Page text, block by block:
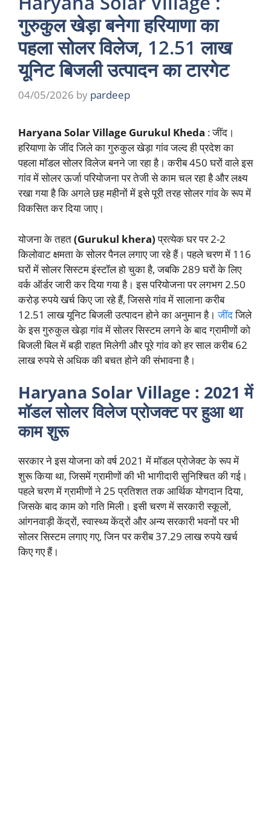
गुरुकुल खेड़ा बनेगा हरियाणा का
पहला सोलर विलेज, 12.51 लाख
यूनिट बिजली उत्पादन का टारगेट
04/05/2026 by pardeep
Haryana Solar Village Gurukul Kheda : जींद।
हरियाणा के जींद जिले का गुरुकुल खेड़ा गांव जल्द ही प्रदेश का
पहला मॉडल सोलर विलेज बनने जा रहा है। करीब 450 घरों वाले इस
गांव में सोलर ऊर्जा परियोजना पर तेजी से काम चल रहा है और लक्ष्य
रखा गया है कि अगले छह महीनों में इसे पूरी तरह सोलर गांव के रूप में
विकसित कर दिया जाए।
योजना के तहत(Gurukul khera)प्रत्येक घर पर 2-2
किलोवाट क्षमता के सोलर पैनल लगाए जा रहे हैं। पहले चरण में 116
घरों में सोलर सिस्टम इंस्टॉल हो चुका है, जबकि 289 घरों के लिए
वर्क ऑर्डर जारी कर दिया गया है। इस परियोजना पर लगभग 2.50
करोड़ रुपये खर्च किए जा रहे हैं, जिससे गांव में सालाना करीब
12.51 लाख यूनिट बिजली उत्पादन होने का अनुमान है। जींदजिले
के इस गुरुकुल खेड़ा गांव में सोलर सिस्टम लगने के बाद ग्रामीणों को
बिजली बिल में बड़ी राहत मिलेगी और पूरे गांव को हर साल करीब 62
लाख रुपये से अधिक की बचत होने की संभावना है।
Haryana Solar Village : 2021 में
मॉडल सोलर विलेज प्रोजक्ट पर हुआ था
काम शुरू
सरकार ने इस योजना को वर्ष 2021 में मॉडल प्रोजेक्ट के रूप में
शुरू किया था, जिसमें ग्रामीणों की भी भागीदारी सुनिश्चित की गई।
पहले चरण में ग्रामीणों ने 25 प्रतिशत तक आर्थिक योगदान दिया,
जिसके बाद काम को गति मिली। इसी चरण में सरकारी स्कूलों,
आंगनवाड़ी केंद्रों, स्वास्थ्य केंद्रों और अन्य सरकारी भवनों पर भी
सोलर सिस्टम लगाए गए, जिन पर करीब 37.29 लाख रुपये खर्च
किए गए हैं।